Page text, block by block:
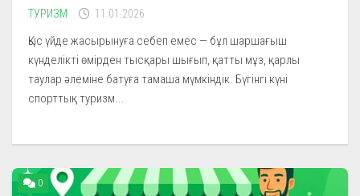
ТУРИЗМ 11.01.2026
Қыс үйде жасырынуға себеп емес — бұл шаршағыш
күнделікті өмірден тысқары шығып, қатты мұз, қарлы
таулар әлеміне батуға тамаша мүмкіндік. Бүгінгі күні
спорттық туризм...
0